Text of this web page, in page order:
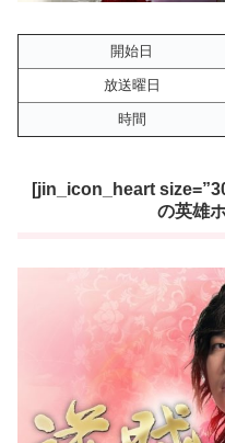
開始日
放送曜日
時間
[jin_icon_heart
の英雄